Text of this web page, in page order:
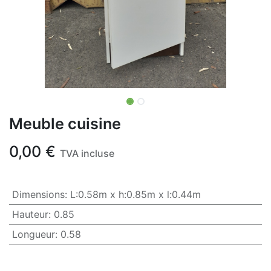
Meuble cuisine
0,00 € TVA incluse
Dimensions: L:0.58m x h:0.85m x l:0.44m
Hauteur: 0.85
Longueur: 0.58